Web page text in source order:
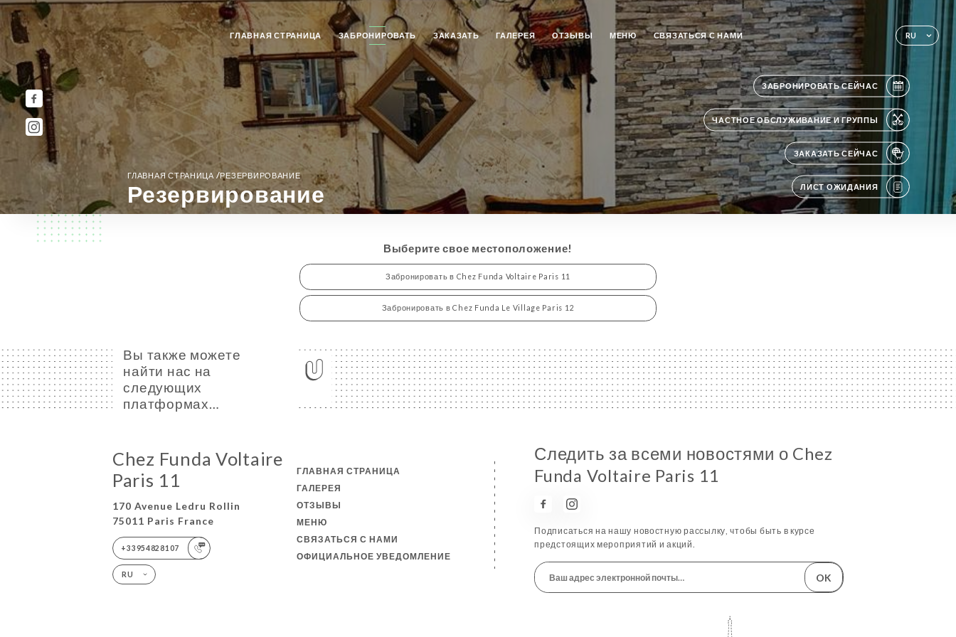
RU
ГЛАВНАЯ СТРАНИЦА ЗАБРОНИРОВАТЬ ЗАКАЗАТЬ ГАЛЕРЕЯ ОТЗЫВЫ МЕНЮ СВЯЗАТЬСЯ С НАМИ
ЗАБРОНИРОВАТЬ СЕЙЧАС
ЧАСТНОЕ ОБСЛУЖИВАНИЕ И ГРУППЫ
ЗАКАЗАТЬ СЕЙЧАС
ЛИСТ ОЖИДАНИЯ
ГЛАВНАЯ СТРАНИЦА /РЕЗЕРВИРОВАНИЕ
Резервирование
Выберите свое местоположение!
Забронировать в Chez Funda Voltaire Paris 11
Забронировать в Chez Funda Le Village Paris 12
Вы также можете
найти нас на
следующих
платформах…
Chez Funda Voltaire
Paris 11
170 Avenue Ledru Rollin
75011 Paris France
+33954828107
RU
ГЛАВНАЯ СТРАНИЦА
ГАЛЕРЕЯ
ОТЗЫВЫ
МЕНЮ
СВЯЗАТЬСЯ С НАМИ
ОФИЦИАЛЬНОЕ УВЕДОМЛЕНИЕ
Следить за всеми новостями о Chez
Funda Voltaire Paris 11
Подписаться на нашу новостную рассылку, чтобы быть в курсе
предстоящих мероприятий и акций.
OK